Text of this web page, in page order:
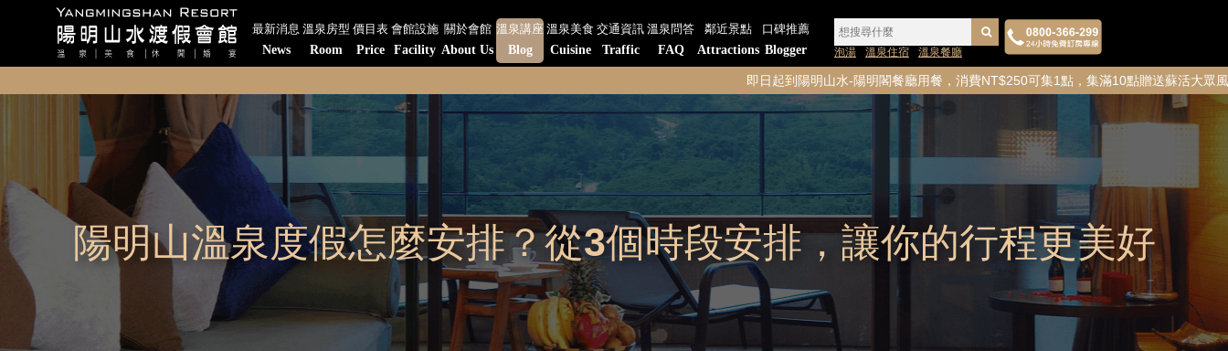
最新消息
News
溫泉房型
Room
價目表
Price
會館設施
Facility
關於會館
About Us
溫泉講座
Blog
溫泉美食
Cuisine
交通資訊
Traffic
溫泉問答
FAQ
鄰近景點
Attractions
口碑推薦
Blogger
泡湯 溫泉住宿 溫泉餐廳
即日起到陽明山水-陽明閣餐廳用餐，消費NT$250可集1點，集滿10點贈送蘇活大眾風呂券1張
陽明山溫泉度假怎麼安排？從3個時段安排，讓你的行程更美好